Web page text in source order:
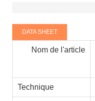
DATA SHEET
Nom de l'article
Technique